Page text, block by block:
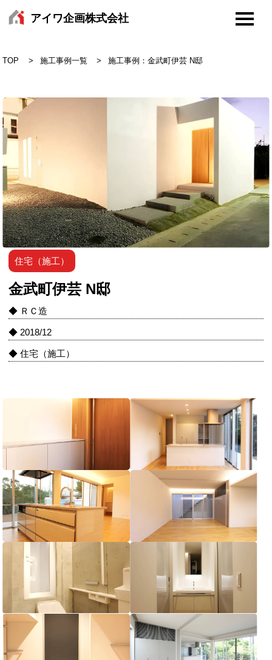
アイワ企画株式会社
TOP 施工事例一覧 施工事例：金武町伊芸 N邸
住宅（施工）
金武町伊芸 N邸
◆ ＲＣ造
◆ 2018/12
◆ 住宅（施工）